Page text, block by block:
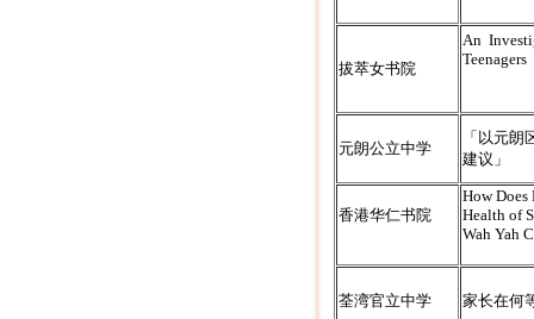
拔萃女书院
An
Teenagers
元朗公立中学
「以元
建议」
香港华仁书院
How
Health of
Wah Yah
荃湾官立中学 家长在何